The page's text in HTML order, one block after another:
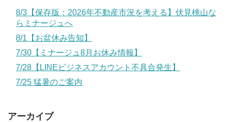
8/3【保存版：2026年不動産市況を考える】伏見桃山な
らミナージュへ
8/1【お盆休み告知】
7/30【ミナージュ8月お休み情報】
7/28【LINEビジネスアカウント不具合発生】
7/25 猛暑のご案内
アーカイブ